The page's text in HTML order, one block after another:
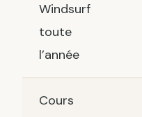
Windsurf
toute
l’année
Cours